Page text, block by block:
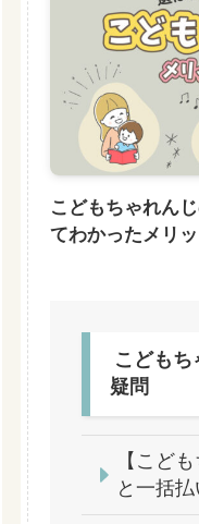
こどもちゃれん
てわかったメリ
こどもち
疑問
【こど
と一括